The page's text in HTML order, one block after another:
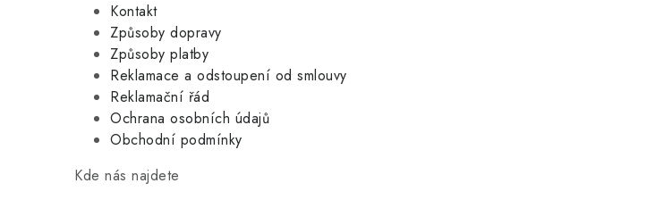
Kontakt
Způsoby dopravy
Způsoby platby
Reklamace a odstoupení od smlouvy
Reklamační řád
Ochrana osobních údajů
Obchodní podmínky
Kde nás najdete